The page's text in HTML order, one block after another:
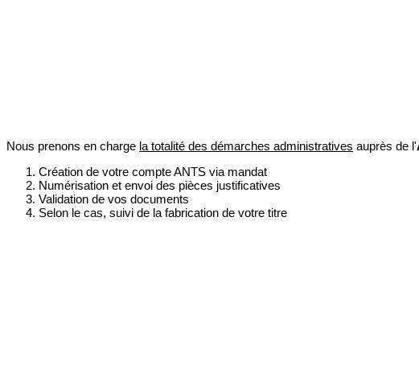
Nous prenons en charge la totalité des démarches administratives auprès de l'
Création de votre compte ANTS via mandat
Numérisation et envoi des pièces justificatives
Validation de vos documents
Selon le cas, suivi de la fabrication de votre titre